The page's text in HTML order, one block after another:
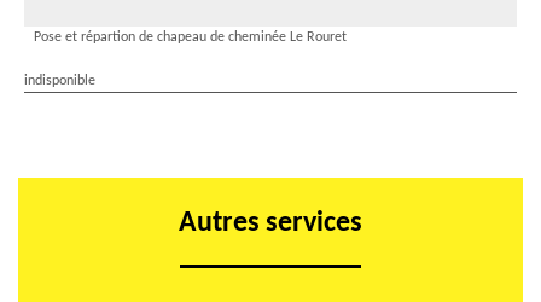
Pose et répartion de chapeau de cheminée Le Rouret
indisponible
Autres services